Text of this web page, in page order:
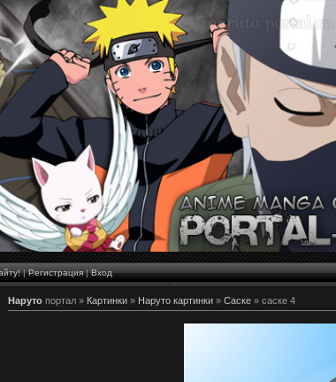
|Регистрация|Вход
Наруто портал » Картинки » Наруто картинки » Саске » саске 4